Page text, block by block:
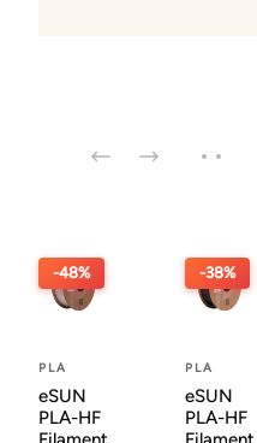
-48%
PLA
eSUN
PLA-HF
-38%
PLA
eSUN
PLA-HF